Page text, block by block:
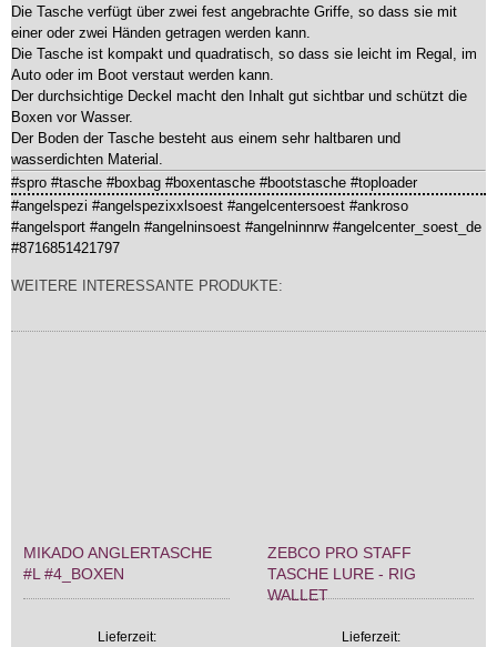
Die Tasche verfügt über zwei fest angebrachte Griffe, so dass sie mit
einer oder zwei Händen getragen werden kann.
Die Tasche ist kompakt und quadratisch, so dass sie leicht im Regal, im
Auto oder im Boot verstaut werden kann.
Der durchsichtige Deckel macht den Inhalt gut sichtbar und schützt die
Boxen vor Wasser.
Der Boden der Tasche besteht aus einem sehr haltbaren und
wasserdichten Material.
#spro #tasche #boxbag #boxentasche #bootstasche #toploader
#angelspezi #angelspezixxlsoest #angelcentersoest #ankroso
#angelsport #angeln #angelninsoest #angelninnrw #angelcenter_soest_de
#8716851421797
WEITERE INTERESSANTE PRODUKTE:
MIKADO ANGLERTASCHE
#L #4_BOXEN
Lieferzeit:
ZEBCO PRO STAFF
TASCHE LURE - RIG
WALLET
Lieferzeit: